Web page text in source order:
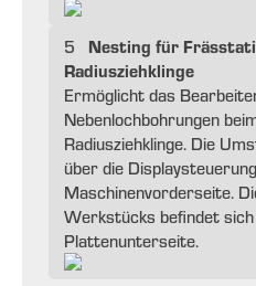
5
Nesting für
Radiusziehklinge
Ermöglicht das
Nebenlochbohrungen
Radiusziehklinge. Die
über die
Maschinenvorderseite.
Werkstücks befindet
Plattenunterseite.